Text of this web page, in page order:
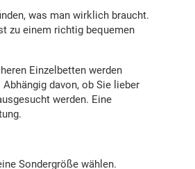
was man wirklich braucht.
zu einem richtig bequemen
Einzelbetten werden
davon, ob Sie lieber
werden. Eine
Sondergröße wählen.